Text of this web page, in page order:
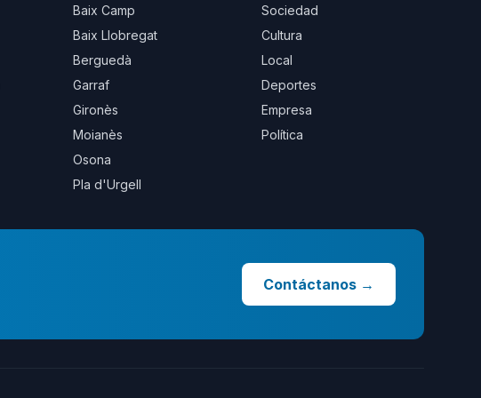
Baix Camp
Baix Llobregat
Berguedà
Garraf
Gironès
Moianès
Osona
Pla d'Urgell
Sociedad
Cultura
Local
Deportes
Empresa
Política
Contáctanos →